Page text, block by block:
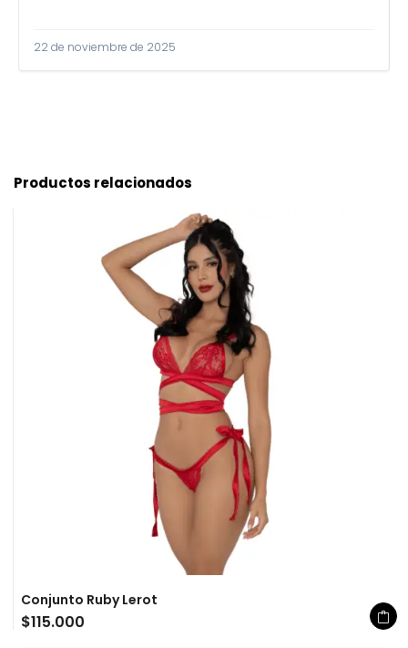
22 de noviembre de 2025
Productos relacionados
Conjunto Ruby Lerot
$115.000